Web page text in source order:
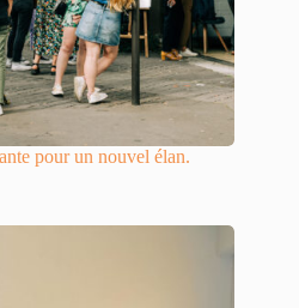
pour un nouvel élan.